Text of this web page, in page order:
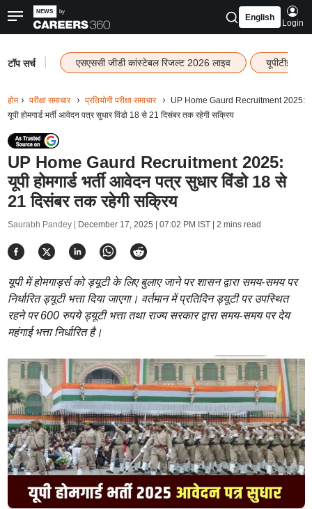
English
Login
टॉप सर्च एसएससी जीडी कांस्टेबल रिजल्ट 2026 लाइव यूपीटीईटी
होम परीक्षा समाचार प्रतियोगी परीक्षा समाचार
UP Home Gaurd Recruitment 2025:
यूपी होमगार्ड भर्ती आवेदन पत्र सुधार विंडो 18 से 21 दिसंबर तक रहेगी सक्रिय
UP Home Gaurd Recruitment 2025:
यूपी होमगार्ड भर्ती आवेदन पत्र सुधार विंडो 18 से
21 दिसंबर तक रहेगी सक्रिय
Saurabh Pandey | December 17, 2025 | 07:02 PM IST| 2 mins read
यूपी में होमगार्ड्स को ड्यूटी के लिए बुलाए जाने पर शासन द्वारा समय-समय पर
निर्धारित ड्यूटी भत्ता दिया जाएगा। वर्तमान में प्रतिदिन ड्यूटी पर उपस्थित
रहने पर 600 रुपये ड्यूटी भत्ता तथा राज्य सरकार द्वारा समय-समय पर देय
महंगाई भत्ता निर्धारित है।